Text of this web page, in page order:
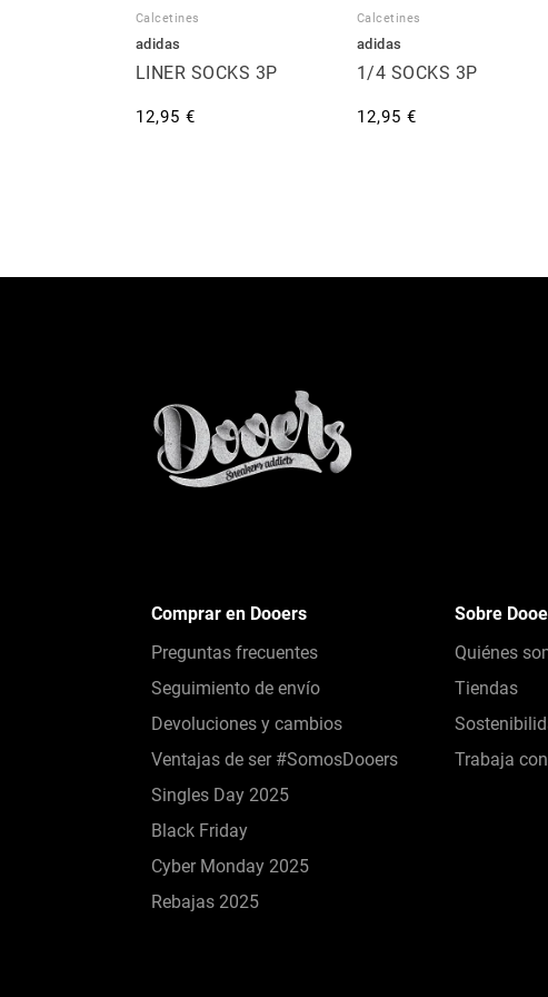
Calcetines
adidas
LINER SOCKS 3P
12,95 €
Calcetines
adidas
1/4 SOCKS 3P
12,95 €
Comprar en Dooers
Preguntas frecuentes
Seguimiento de envío
Devoluciones y cambios
Ventajas de ser #SomosDooers
Singles Day 2025
Black Friday
Cyber Monday 2025
Rebajas 2025
Sobre
Quiénes
Tiendas
Trabaja